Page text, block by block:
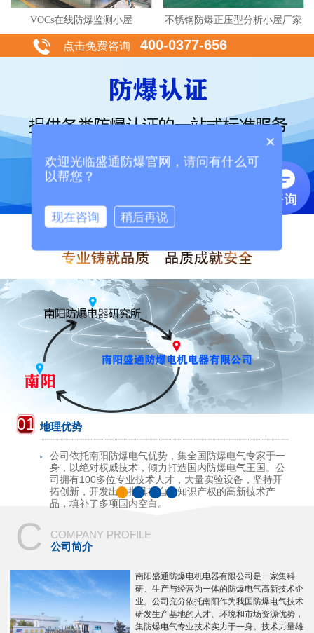
VOCs在线防爆监测小屋 不锈钢防爆正压型分析小屋厂家
点击免费咨询 400-0377-656
01 地理优势
公司依托南阳防爆电气优势，集全国防爆电气专家于一
身，以绝对权威技术，倾力打造国内防爆电气王国。公
司拥有100多位专业技术人才，大量实验设备，坚持开
拓创新，开发出一批具有自主知识产权的高新技术产
品，填补了多项国内空白。
C
COMPANY PROFILE
公司简介
南阳盛通防爆电机电器有限公司是一家集科
研、生产与经营为一体的防爆电气高新技术企
业。公司充分依托南阳作为我国防爆电气技术
研发生产基地的人才、环境和市场资源优势，
集防爆电气专业技术实力于一身。技术力量雄
×
欢迎光临盛通防爆官网，请问有什么可
以帮您？
现在咨询 稍后再说